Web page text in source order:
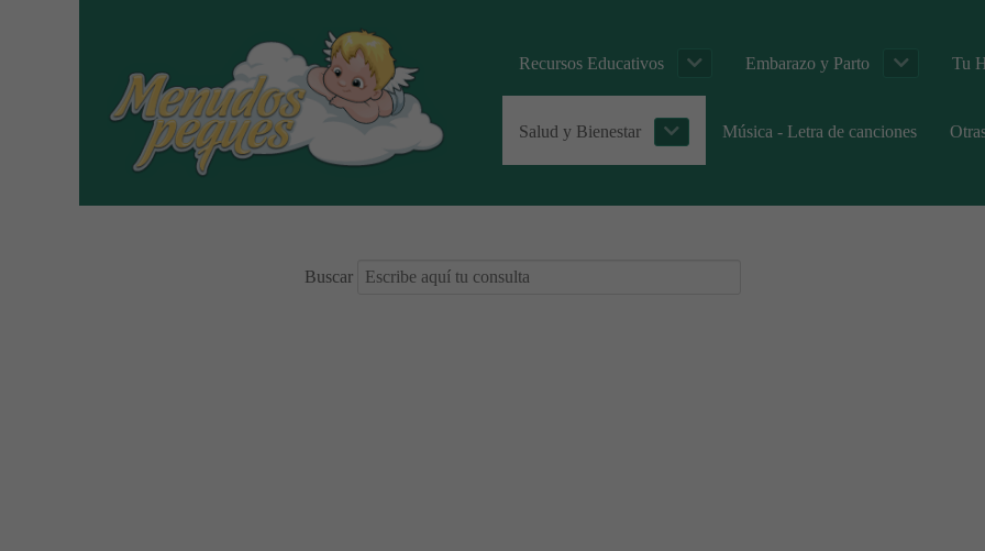
Recursos Educativos Embarazo y Parto Tu
Salud y Bienestar Música - Letra de canciones
Buscar